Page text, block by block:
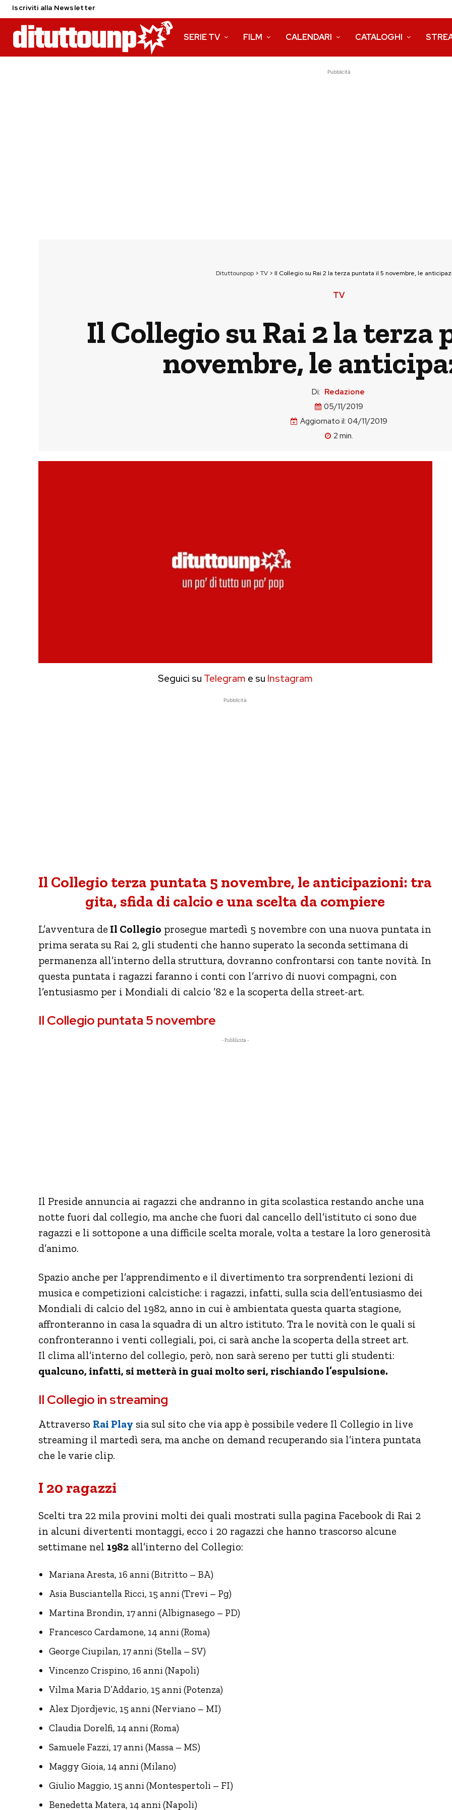
Iscriviti alla Newsletter
SERIE TV FILM CALENDARI CATALOGHI
Pubblicità
Dituttounpop > TV > Il Collegio su Rai 2 la terza puntata il 5 novembre, le
TV
Il Collegio su Rai 2 la terza
novembre, le
Di: Redazione
05/11/2019
Aggiornato il: 04/11/2019
2 min.
Seguici su Telegram e su Instagram
Pubblicità
Il Collegio terza puntata 5 novembre, le anticipazioni: tra
gita, sfida di calcio e una scelta da compiere
L’avventura de Il Collegio prosegue martedì 5 novembre con una nuova puntata in
prima serata su Rai 2, gli studenti che hanno superato la seconda settimana di
permanenza all’interno della struttura, dovranno confrontarsi con tante novità. In
questa puntata i ragazzi faranno i conti con l’arrivo di nuovi compagni, con
l’entusiasmo per i Mondiali di calcio ’82 e la scoperta della street-art.
Il Collegio puntata 5 novembre
- Pubblicità -
Il Preside annuncia ai ragazzi che andranno in gita scolastica restando anche una
notte fuori dal collegio, ma anche che fuori dal cancello dell’istituto ci sono due
ragazzi e li sottopone a una difficile scelta morale, volta a testare la loro generosità
d’animo.
Spazio anche per l’apprendimento e il divertimento tra sorprendenti lezioni di
musica e competizioni calcistiche: i ragazzi, infatti, sulla scia dell’entusiasmo dei
Mondiali di calcio del 1982, anno in cui è ambientata questa quarta stagione,
affronteranno in casa la squadra di un altro istituto. Tra le novità con le quali si
confronteranno i venti collegiali, poi, ci sarà anche la scoperta della street art.
Il clima all’interno del collegio, però, non sarà sereno per tutti gli studenti:
qualcuno, infatti, si metterà in guai molto seri, rischiando l’espulsione.
Il Collegio in streaming
Attraverso Rai Play sia sul sito che via app è possibile vedere Il Collegio in live
streaming il martedì sera, ma anche on demand recuperando sia l’intera puntata
che le varie clip.
I 20 ragazzi
Scelti tra 22 mila provini molti dei quali mostrati sulla pagina Facebook di Rai 2
in alcuni divertenti montaggi, ecco i 20 ragazzi che hanno trascorso alcune
settimane nel 1982 all’interno del Collegio:
Mariana Aresta, 16 anni (Bitritto – BA)
Asia Busciantella Ricci, 15 anni (Trevi – Pg)
Martina Brondin, 17 anni (Albignasego – PD)
Francesco Cardamone, 14 anni (Roma)
George Ciupilan, 17 anni (Stella – SV)
Vincenzo Crispino, 16 anni (Napoli)
Vilma Maria D’Addario, 15 anni (Potenza)
Alex Djordjevic, 15 anni (Nerviano – MI)
Claudia Dorelfi, 14 anni (Roma)
Samuele Fazzi, 17 anni (Massa – MS)
Maggy Gioia, 14 anni (Milano)
Giulio Maggio, 15 anni (Montespertoli – FI)
Benedetta Matera, 14 anni (Napoli)